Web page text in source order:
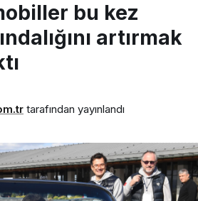
için yola çıktıbu kez
artırmak
tarafından yayınlandı